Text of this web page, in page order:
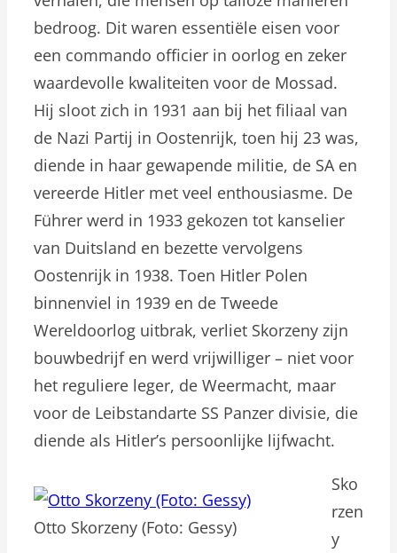
bedroog. Dit waren essentiële eisen voor
een commando officier in oorlog en zeker
waardevolle kwaliteiten voor de Mossad.
Hij sloot zich in 1931 aan bij het filiaal van
de Nazi Partij in Oostenrijk, toen hij 23 was,
diende in haar gewapende militie, de SA en
vereerde Hitler met veel enthousiasme. De
Führer werd in 1933 gekozen tot kanselier
van Duitsland en bezette vervolgens
Oostenrijk in 1938. Toen Hitler Polen
binnenviel in 1939 en de Tweede
Wereldoorlog uitbrak, verliet Skorzeny zijn
bouwbedrijf en werd vrijwilliger – niet voor
het reguliere leger, de Weermacht, maar
voor de Leibstandarte SS Panzer divisie, die
diende als Hitler’s persoonlijke lijfwacht.
Otto Skorzeny (Foto: Gessy)
Sko
rzen
y